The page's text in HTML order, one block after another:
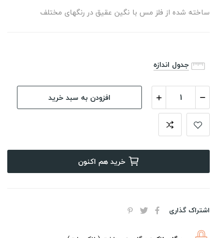
ساخته شده از فلز مس با نگین عقیق در رنگهای مختلف
جدول اندازه
افزودن به سبد خرید
خرید هم اکنون
اشتراک گذاری